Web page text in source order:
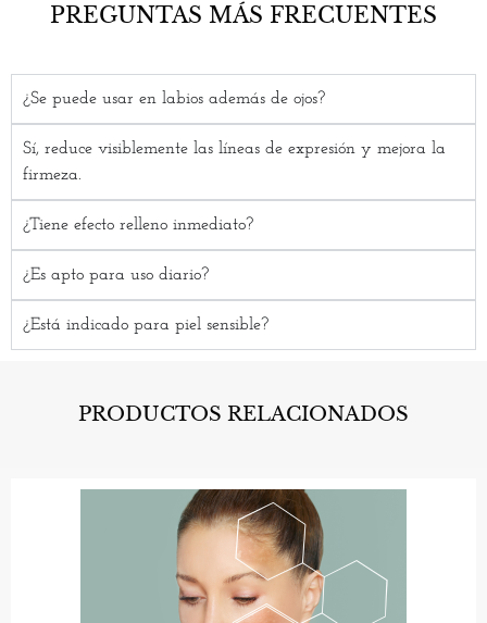
PREGUNTAS MÁS FRECUENTES
¿Se puede usar en labios además de ojos?
Sí, reduce visiblemente las líneas de expresión y mejora la
firmeza.
¿Tiene efecto relleno inmediato?
¿Es apto para uso diario?
¿Está indicado para piel sensible?
PRODUCTOS RELACIONADOS